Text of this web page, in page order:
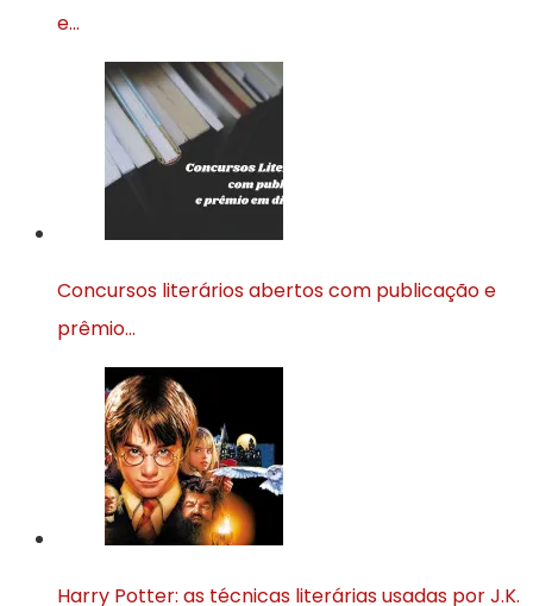
e…
Concursos literários abertos com publicação e
prêmio…
Harry Potter: as técnicas literárias usadas por J.K.